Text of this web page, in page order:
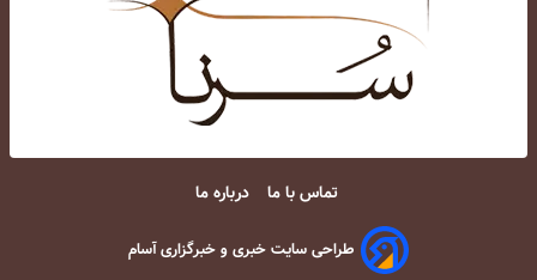
تماس با ما درباره ما
طراحی سایت خبری و خبرگزاری آسام